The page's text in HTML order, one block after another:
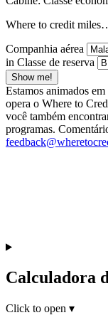
Where to credit
Companhia aérea
in Classe de reserva
Show me!
Estamos animados
opera o Where to
você também
programas.
Calculadora
Click to open ▾